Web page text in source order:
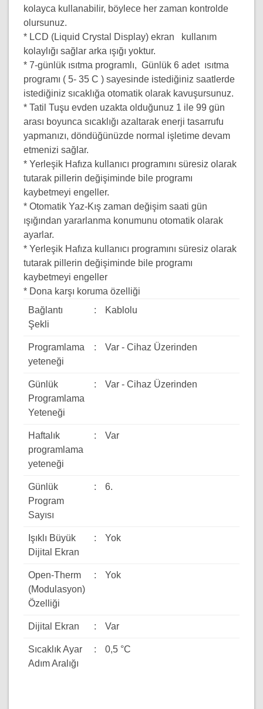
kolayca kullanabilir, böylece her zaman kontrolde
olursunuz.
* LCD (Liquid Crystal Display) ekran kullanım
kolaylığı sağlar arka ışığı yoktur.
* 7-günlük ısıtma programlı, Günlük 6 adet ısıtma
programı ( 5- 35 C ) sayesinde istediğiniz saatlerde
istediğiniz sıcaklığa otomatik olarak kavuşursunuz.
* Tatil Tuşu evden uzakta olduğunuz 1 ile 99 gün
arası boyunca sıcaklığı azaltarak enerji tasarrufu
yapmanızı, döndüğünüzde normal işletime devam
etmenizi sağlar.
* Yerleşik Hafıza kullanıcı programını süresiz olarak
tutarak pillerin değişiminde bile programı
kaybetmeyi engeller.
* Otomatik Yaz-Kış zaman değişim saati gün
ışığından yararlanma konumunu otomatik olarak
ayarlar.
* Yerleşik Hafıza kullanıcı programını süresiz olarak
tutarak pillerin değişiminde bile programı
kaybetmeyi engeller
* Dona karşı koruma özelliği
Bağlantı
Şekli
: Kablolu
Programlama
yeteneği
: Var - Cihaz Üzerinden
Günlük
Programlama
Yeteneği
: Var - Cihaz Üzerinden
Haftalık
programlama
yeteneği
: Var
Günlük
Program
Sayısı
: 6.
Işıklı Büyük
Dijital Ekran
: Yok
Open-Therm
(Modulasyon)
Özelliği
: Yok
Dijital Ekran : Var
Sıcaklık Ayar
Adım Aralığı
: 0,5 °C